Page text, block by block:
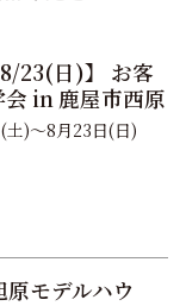
23(日)】 お客
in 鹿屋市西原
土)～8月23日(日)
モデルハウ